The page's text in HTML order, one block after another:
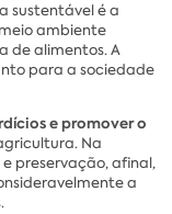
sustentável é a
ambiente
de alimentos. A
para a sociedade
e promover o
Na
preservação, afinal,
a